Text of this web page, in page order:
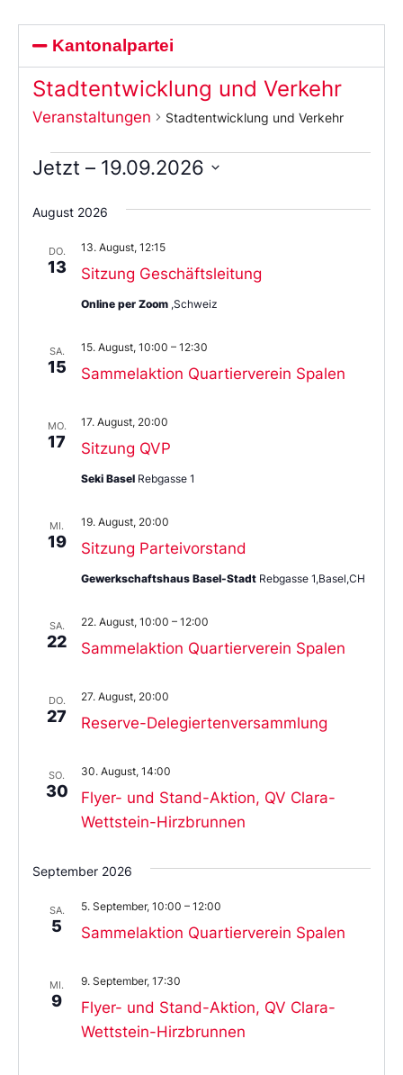
Kantonalpartei
Stadtentwicklung und Verkehr
Veranstaltungen Stadtentwicklung und Verkehr
Jetzt – 19.09.2026
Sie
das
aus.
August 2026
DO.
13 Sitzung Geschäftsleitung
13. August, 12:15
Online per Zoom ,Schweiz
SA.
15 Sammelaktion Quartierverein Spalen
15. August, 10:00 – 12:30
MO.
17 Sitzung QVP
17. August, 20:00
Seki Basel Rebgasse 1
MI.
19 Sitzung Parteivorstand
19. August, 20:00
Gewerkschaftshaus Basel-Stadt Rebgasse 1,Basel,CH
SA.
22 Sammelaktion Quartierverein Spalen
22. August, 10:00 – 12:00
DO.
27 Reserve-Delegiertenversammlung
27. August, 20:00
SO.
30
Flyer- und Stand-Aktion, QV Clara-
Wettstein-Hirzbrunnen
30. August, 14:00
September 2026
SA.
5 Sammelaktion Quartierverein Spalen
5. September, 10:00 – 12:00
MI.
9
Flyer- und Stand-Aktion, QV Clara-
Wettstein-Hirzbrunnen
9. September, 17:30